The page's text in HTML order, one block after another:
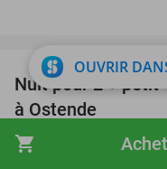
shopping_cart
Nuit pour 2 +
à Ostende
Hotel Cocoon
OUVRIR